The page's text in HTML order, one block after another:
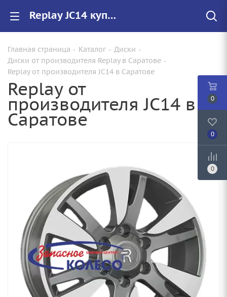
Replay JC14 купить в Саратове, низкие цены на автомобильные диски
Главная страница - Каталог - Диски -
Диски от производителя Replay в Саратове -
Replay от производителя JC14 в Саратове
Replay от
производителя JC14 в
Саратове
0
0
0